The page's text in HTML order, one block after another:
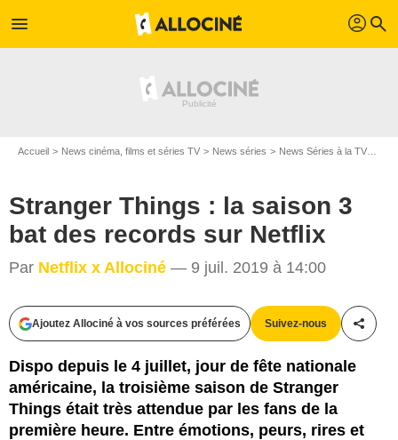
menu profil search
Accueil News cinéma, films et séries TV News séries News Séries à la TV
Stranger Things : la saison 3
bat des records sur Netflix
Par Netflix x Allociné — 9 juil. 2019 à 14:00
Ajoutez Allociné à vos sources préférées Suivez-nous
Dispo depuis le 4 juillet, jour de fête nationale
américaine, la troisième saison de Stranger
Things était très attendue par les fans de la
première heure. Entre émotions, peurs, rires et